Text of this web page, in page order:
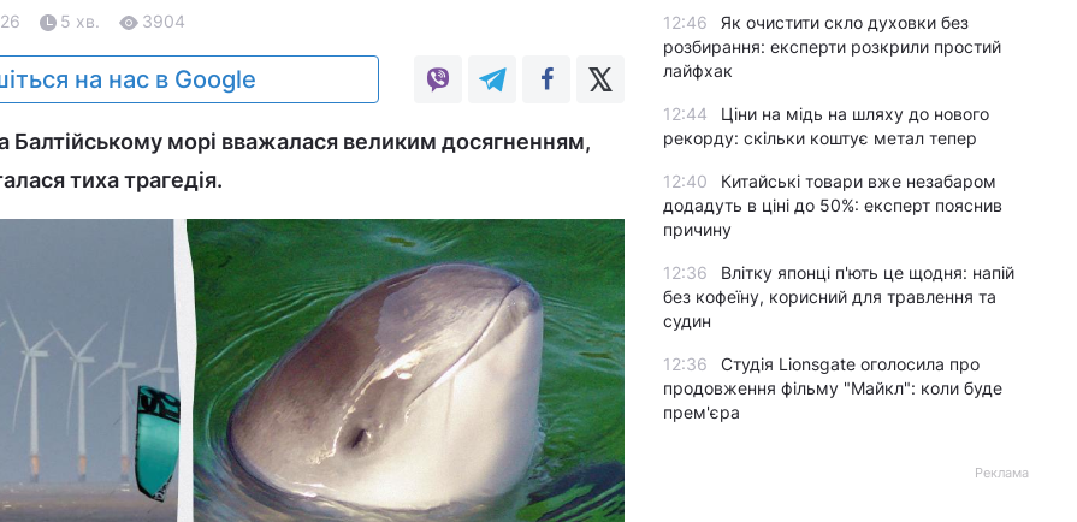
5 хв. 3904
на нас в Google
Балтійському морі вважалася великим досягненням,
тиха трагедія.
12:46
Як очистити скло духовки без
розбирання: експерти розкрили простий
лайфхак
12:44
Ціни на мідь на шляху до нового
рекорду: скільки коштує метал тепер
12:40
Китайські товари вже незабаром
додадуть в ціні до 50%: експерт пояснив
причину
12:36
Влітку японці п'ють це щодня: напій
без кофеїну, корисний для травлення та
судин
12:36
Студія Lionsgate оголосила про
продовження фільму "Майкл": коли буде
прем'єра
Реклама